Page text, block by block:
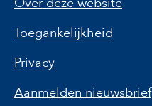
Toegankelijkheid
Privacy
Aanmelden nieuwsbrief